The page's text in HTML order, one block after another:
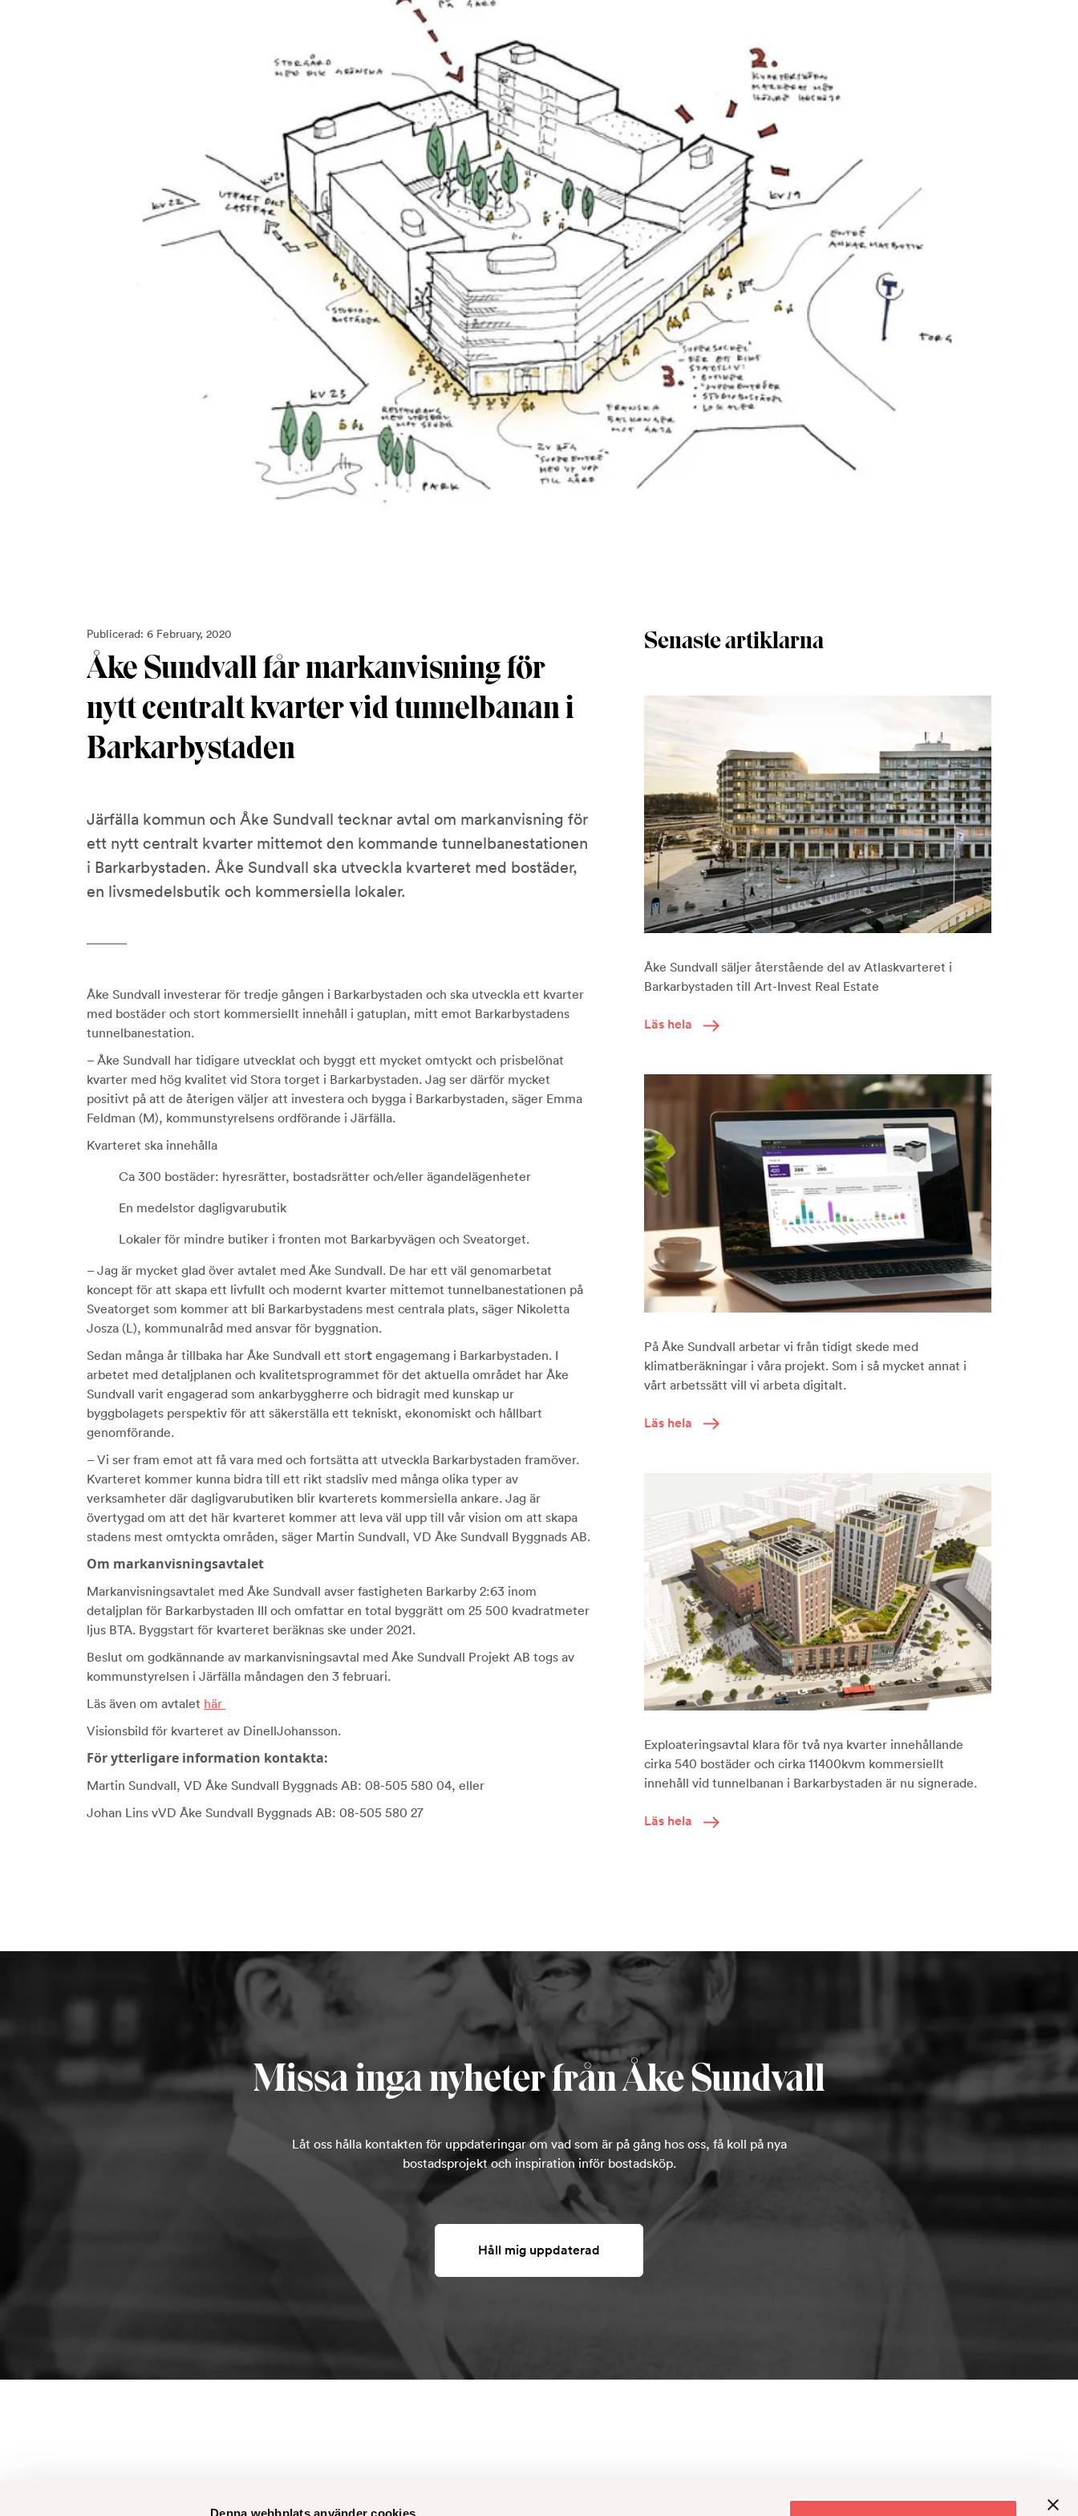
Denna webbplats använder cookies
Publicerad: 6 February, 2020
Åke Sundvall får markanvisning för
nytt centralt kvarter vid tunnelbanan i
Barkarbystaden
Järfälla kommun och Åke Sundvall tecknar avtal om markanvisning för
ett nytt centralt kvarter mittemot den kommande tunnelbanestationen
i Barkarbystaden. Åke Sundvall ska utveckla kvarteret med bostäder,
en livsmedelsbutik och kommersiella lokaler.
Åke Sundvall investerar för tredje gången i Barkarbystaden och ska utveckla ett kvarter
med bostäder och stort kommersiellt innehåll i gatuplan, mitt emot Barkarbystadens
tunnelbanestation.
– Åke Sundvall har tidigare utvecklat och byggt ett mycket omtyckt och prisbelönat
kvarter med hög kvalitet vid Stora torget i Barkarbystaden. Jag ser därför mycket
positivt på att de återigen väljer att investera och bygga i Barkarbystaden, säger Emma
Feldman (M), kommunstyrelsens ordförande i Järfälla.
Kvarteret ska innehålla
Ca 300 bostäder: hyresrätter, bostadsrätter och/eller ägandelägenheter
En medelstor dagligvarubutik
Lokaler för mindre butiker i fronten mot Barkarbyvägen och Sveatorget.
– Jag är mycket glad över avtalet med Åke Sundvall. De har ett väl genomarbetat
koncept för att skapa ett livfullt och modernt kvarter mittemot tunnelbanestationen på
Sveatorget som kommer att bli Barkarbystadens mest centrala plats, säger Nikoletta
Josza (L), kommunalråd med ansvar för byggnation.
Sedan många år tillbaka har Åke Sundvall ett stort engagemang i Barkarbystaden. I
arbetet med detaljplanen och kvalitetsprogrammet för det aktuella området har Åke
Sundvall varit engagerad som ankarbyggherre och bidragit med kunskap ur
byggbolagets perspektiv för att säkerställa ett tekniskt, ekonomiskt och hållbart
genomförande.
– Vi ser fram emot att få vara med och fortsätta att utveckla Barkarbystaden framöver.
Kvarteret kommer kunna bidra till ett rikt stadsliv med många olika typer av
verksamheter där dagligvarubutiken blir kvarterets kommersiella ankare. Jag är
övertygad om att det här kvarteret kommer att leva väl upp till vår vision om att skapa
stadens mest omtyckta områden, säger Martin Sundvall, VD Åke Sundvall Byggnads AB.
Om markanvisningsavtalet
Markanvisningsavtalet med Åke Sundvall avser fastigheten Barkarby 2:63 inom
detaljplan för Barkarbystaden III och omfattar en total byggrätt om 25 500 kvadratmeter
ljus BTA. Byggstart för kvarteret beräknas ske under 2021.
Beslut om godkännande av markanvisningsavtal med Åke Sundvall Projekt AB togs av
kommunstyrelsen i Järfälla måndagen den 3 februari.
Läs även om avtalet här
Visionsbild för kvarteret av DinellJohansson.
För ytterligare information kontakta:
Martin Sundvall, VD Åke Sundvall Byggnads AB: 08-505 580 04, eller
Johan Lins vVD Åke Sundvall Byggnads AB: 08-505 580 27
Senaste artiklarna
Åke Sundvall säljer återstående del av Atlaskvarteret i
Barkarbystaden till Art-Invest Real Estate
Läs hela
På Åke Sundvall arbetar vi från tidigt skede med
klimatberäkningar i våra projekt. Som i så mycket annat i
vårt arbetssätt vill vi arbeta digitalt.
Läs hela
Exploateringsavtal klara för två nya kvarter innehållande
cirka 540 bostäder och cirka 11400kvm kommersiellt
innehåll vid tunnelbanan i Barkarbystaden är nu signerade.
Läs hela
Missa inga nyheter från Åke Sundvall
Låt oss hålla kontakten för uppdateringar om vad som är på gång hos oss, få koll på nya
bostadsprojekt och inspiration inför bostadsköp.
Håll mig uppdaterad